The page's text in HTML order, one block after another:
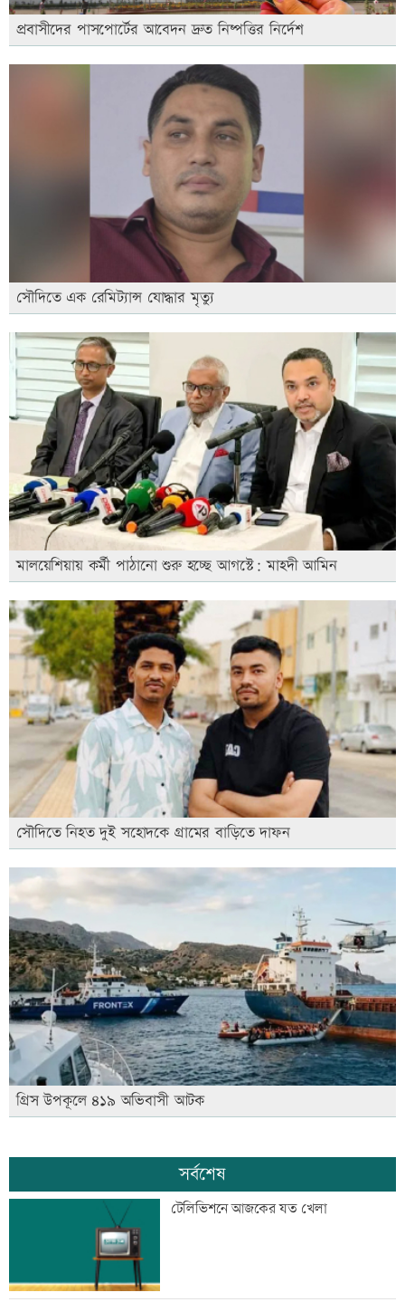
প্রবাসীদের পাসপোর্টের আবেদন দ্রুত নিষ্পত্তির নির্দেশ
সৌদিতে এক রেমিট্যান্স যোদ্ধার মৃত্যু
মালয়েশিয়ায় কর্মী পাঠানো শুরু হচ্ছে আগস্টে: মাহদী আমিন
সৌদিতে নিহত দুই সহোদকে গ্রামের বাড়িতে দাফন
গ্রিস উপকূলে ৪১৯ অভিবাসী আটক
সর্বশেষ
টেলিভিশনে আজকের যত খেলা